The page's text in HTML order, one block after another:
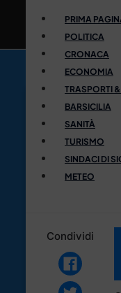
PRIMA
POLITICA
CRONACA
ECONOMIA
TRASPORTI
BARSICILIA
SANITÀ
TURISMO
SINDACI DI
METEO
Condividi